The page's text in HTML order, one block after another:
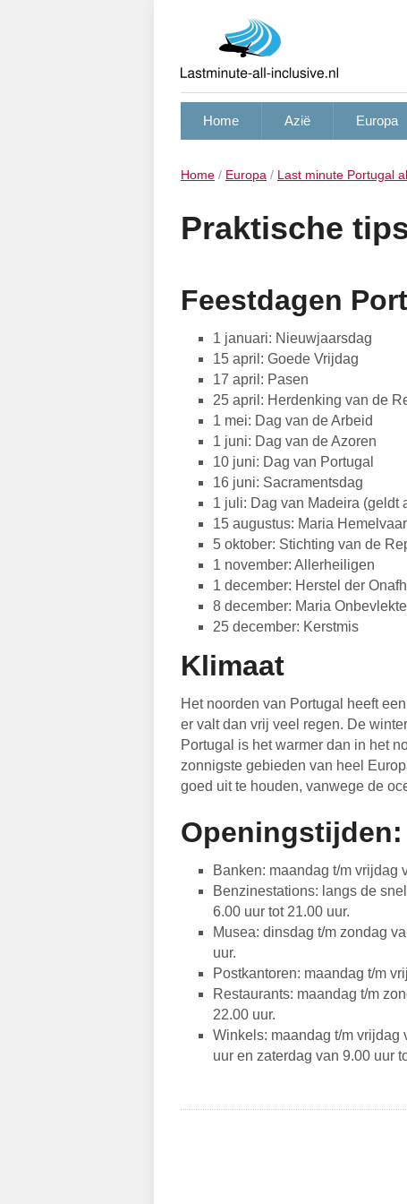
Home Azië Europa
Home / Europa / Last minute Portugal
Praktische
Feestdagen
1 januari: Nieuwjaarsdag
15 april: Goede Vrijdag
17 april: Pasen
25 april: Herdenking van de
1 mei: Dag van de Arbeid
1 juni: Dag van de Azoren
10 juni: Dag van Portugal
16 juni: Sacramentsdag
1 juli: Dag van Madeira (geldt
15 augustus: Maria
5 oktober: Stichting van de
1 november: Allerheiligen
1 december: Herstel der
8 december: Maria
25 december: Kerstmis
Klimaat
Het noorden van Portugal heeft
er valt dan vrij veel regen. De
Portugal is het warmer dan in het
zonnigste gebieden van heel
goed uit te houden, vanwege de
Openingstijden:
Banken: maandag t/m vrijdag
Benzinestations: langs de
6.00 uur tot 21.00 uur.
Musea: dinsdag t/m zondag
uur.
Postkantoren: maandag t/m
Restaurants: maandag t/m
22.00 uur.
Winkels: maandag t/m vrijdag
uur en zaterdag van 9.00 uur